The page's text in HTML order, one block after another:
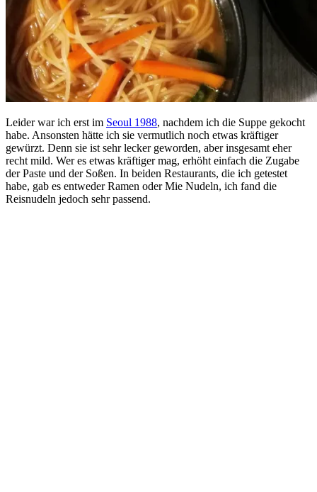
Leider war ich erst im Seoul 1988, nachdem ich die Suppe gekocht
habe. Ansonsten hätte ich sie vermutlich noch etwas kräftiger
gewürzt. Denn sie ist sehr lecker geworden, aber insgesamt eher
recht mild. Wer es etwas kräftiger mag, erhöht einfach die Zugabe
der Paste und der Soßen. In beiden Restaurants, die ich getestet
habe, gab es entweder Ramen oder Mie Nudeln, ich fand die
Reisnudeln jedoch sehr passend.